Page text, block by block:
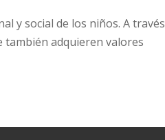
y social de los niños. A través
también adquieren valores